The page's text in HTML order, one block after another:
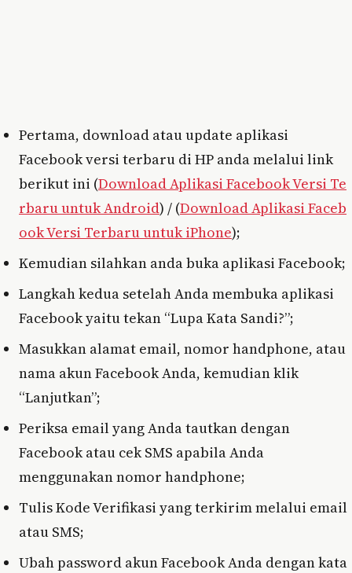
Pertama, download atau update aplikasi
Facebook versi terbaru di HP anda melalui link
berikut ini (Download Aplikasi Facebook Versi Te
rbaru untuk Android) / (Download Aplikasi Faceb
ook Versi Terbaru untuk iPhone);
Kemudian silahkan anda buka aplikasi Facebook;
Langkah kedua setelah Anda membuka aplikasi
Facebook yaitu tekan “Lupa Kata Sandi?”;
Masukkan alamat email, nomor handphone, atau
nama akun Facebook Anda, kemudian klik
“Lanjutkan”;
Periksa email yang Anda tautkan dengan
Facebook atau cek SMS apabila Anda
menggunakan nomor handphone;
Tulis Kode Verifikasi yang terkirim melalui email
atau SMS;
Ubah password akun Facebook Anda dengan kata